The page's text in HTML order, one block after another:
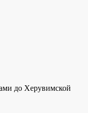
до Херувимской